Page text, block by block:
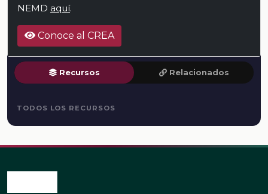
NEMD aquí.
Conoce al CREA
Recursos Relacionados
TODOS LOS RECURSOS